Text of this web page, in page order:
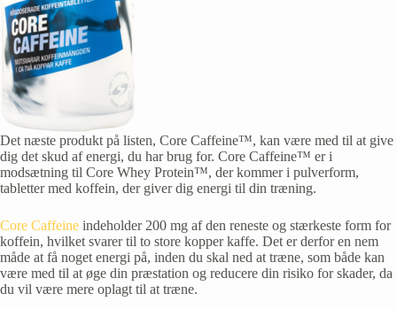
Det næste produkt på listen, Core Caffeine™, kan være med til at give
dig det skud af energi, du har brug for. Core Caffeine™ er i
modsætning til Core Whey Protein™, der kommer i pulverform,
tabletter med koffein, der giver dig energi til din træning.
Core Caffeine indeholder 200 mg af den reneste og stærkeste form for
koffein, hvilket svarer til to store kopper kaffe. Det er derfor en nem
måde at få noget energi på, inden du skal ned at træne, som både kan
være med til at øge din præstation og reducere din risiko for skader, da
du vil være mere oplagt til at træne.